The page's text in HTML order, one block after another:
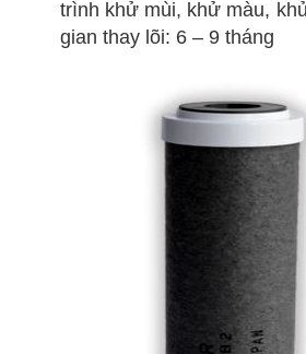
trình khử mùi, khử màu,
gian thay lõi: 6 – 9 tháng